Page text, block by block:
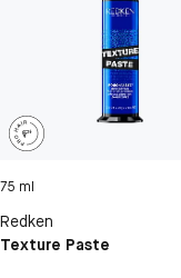
75 ml
Redken
Texture Paste